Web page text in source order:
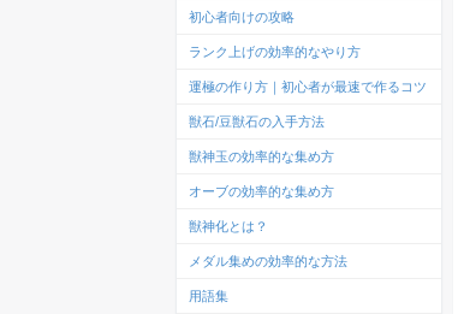
初心者向けの攻略
ランク上げの効率的なやり方
運極の作り方｜初心者が最速で作るコツ
獣石/豆獣石の入手方法
獣神玉の効率的な集め方
オーブの効率的な集め方
獣神化とは？
メダル集めの効率的な方法
用語集